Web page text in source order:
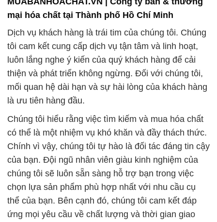
Những lợi ích khi hợp tác với chúng tôi:
1. Sản phẩm chất lượng: Chúng tôi cam kết cung
cấp các loại hóa chất chất lượng cao, được sản
xuất và kiểm định chặt chẽ để đảm bảo an toàn và
hiệu quả trong ứng dụng của bạn.
2. Sự đa dạng: Với danh mục sản phẩm đa dạng,
chúng tôi có thể cung cấp các loại hóa chất phục vụ
cho nhiều ngành công nghiệp khác nhau, từ hóa
chất công nghiệp đến hóa chất nông nghiệp và
nhiều lĩnh vực khác.
3. Giá cả cạnh tranh: Chúng tôi luôn nỗ lực để đảm
bảo rằng bạn nhận được giá trị tốt nhất cho tiền của
mình. Chính sự hiệu quả trong quản lý và sản xuất
giúp chúng tôi duy trì mức giá cạnh tranh trên thị
trường.